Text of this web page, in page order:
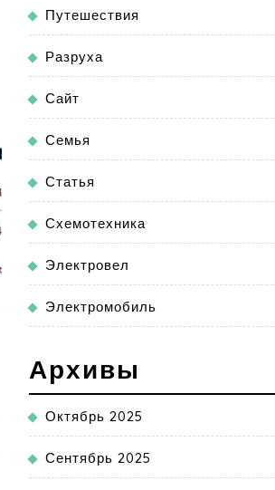
Путешествия
Разруха
Сайт
Семья
Статья
Схемотехника
Электровел
Электромобиль
Архивы
Октябрь 2025
Сентябрь 2025